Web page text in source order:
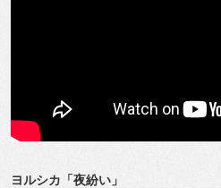
ヨルシカ「夜紛い」